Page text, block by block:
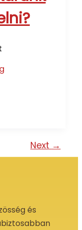
Next →
és